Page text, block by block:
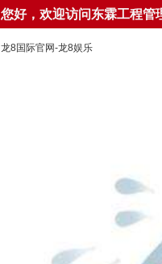
您好，欢迎访问东霖工程管
龙8国际官网-龙8娱乐